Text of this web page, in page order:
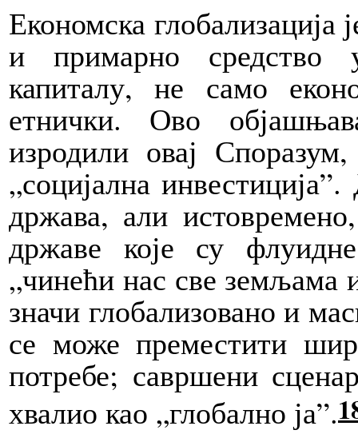
Економска глобализација
и примарно средство
капиталу, не само
етнички. Ово
изродили овај
„социјална
држава, али
државе које су
„чинећи нас све земљама
значи глобализовано и
се може преместити
потребе; савршени
хвалио као „глобално ја”.